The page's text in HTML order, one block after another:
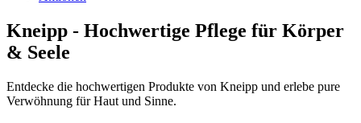
Kneipp - Hochwertige Pflege für Körper
& Seele
Entdecke die hochwertigen Produkte von Kneipp und erlebe pure
Verwöhnung für Haut und Sinne.